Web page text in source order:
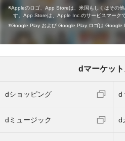
Appleのロゴ、App Storeは、米国もしくはその
す。App Storeは、Apple Inc.のサービスマークで
Google Play および Google Play ロゴは Google
dマーケッ
dショッピング d
dミュージック d